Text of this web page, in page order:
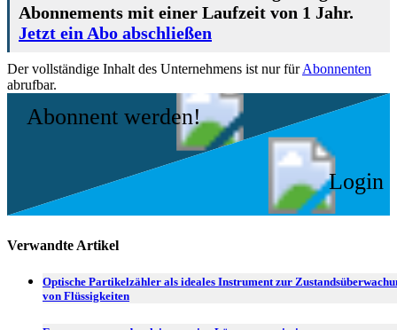
Abonnements mit einer Laufzeit von 1 Jahr.
Jetzt ein Abo abschließen
Der vollständige Inhalt des Unternehmens ist nur fürAbonnenten
abrufbar.
Abonnent werden!
Login
Verwandte Artikel
Optische Partikelzähler als ideales Instrument zur
von Flüssigkeiten